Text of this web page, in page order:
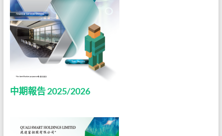
中期報告 2025/2026